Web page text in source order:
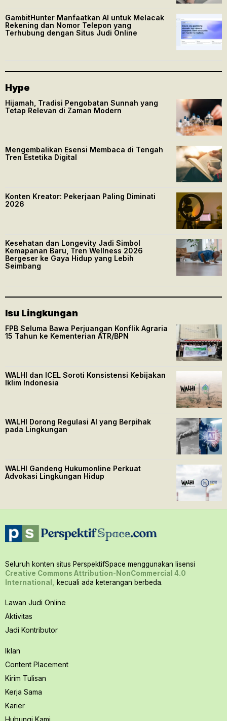
GambitHunter Manfaatkan AI untuk Melacak
Rekening dan Nomor Telepon yang
Terhubung dengan Situs Judi Online
Hype
Hijamah, Tradisi Pengobatan Sunnah yang
Tetap Relevan di Zaman Modern
Mengembalikan Esensi Membaca di Tengah
Tren Estetika Digital
Konten Kreator: Pekerjaan Paling Diminati
2026
Kesehatan dan Longevity Jadi Simbol
Kemapanan Baru, Tren Wellness 2026
Bergeser ke Gaya Hidup yang Lebih
Seimbang
Isu Lingkungan
FPB Seluma Bawa Perjuangan Konflik Agraria
15 Tahun ke Kementerian ATR/BPN
WALHI dan ICEL Soroti Konsistensi Kebijakan
Iklim Indonesia
WALHI Dorong Regulasi AI yang Berpihak
pada Lingkungan
WALHI Gandeng Hukumonline Perkuat
Advokasi Lingkungan Hidup
Seluruh konten situs PerspektifSpace menggunakan lisensi
Creative Commons Attribution-NonCommercial 4.0
International, kecuali ada keterangan berbeda.
Lawan Judi Online
Aktivitas
Jadi Kontributor
Iklan
Content Placement
Kirim Tulisan
Kerja Sama
Karier